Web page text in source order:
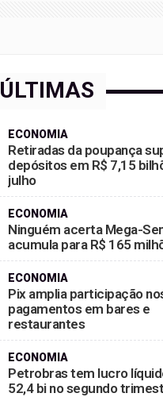
ÚLTIMAS
ECONOMIA
Retiradas da poupança
depósitos em R$ 7,15
julho
ECONOMIA
Ninguém acerta Mega-
acumula para R$ 165
ECONOMIA
Pix amplia participação
pagamentos em bares e
restaurantes
ECONOMIA
Petrobras tem lucro
52,4 bi no segundo